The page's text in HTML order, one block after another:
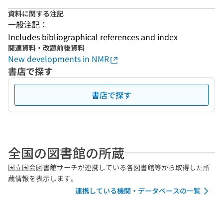
資料に関する注記
一般注記：
Includes bibliographical references and index
関連資料・改題前後資料
New developments in NMR
書店で探す
書店で探す
全国の図書館の所蔵
国立国会図書館サーチが連携している各図書館等から取得した所
蔵情報を表示します。
連携している機関・データベースの一覧